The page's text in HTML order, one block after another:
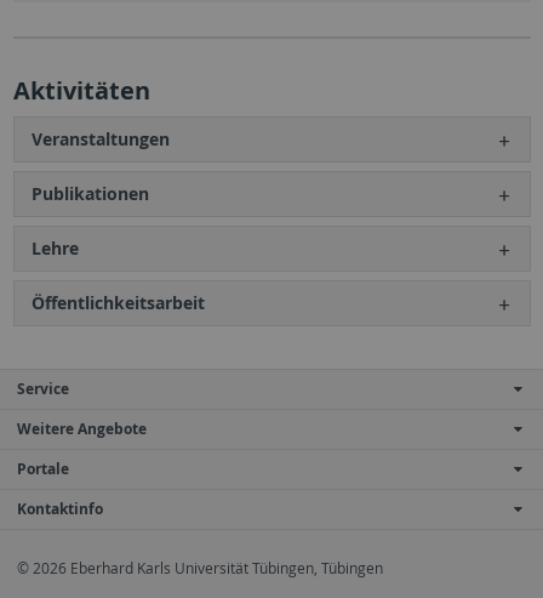
Aktivitäten
Veranstaltungen
Publikationen
Lehre
Öffentlichkeitsarbeit
Service
Weitere Angebote
Portale
Kontaktinfo
© 2026 Eberhard Karls Universität Tübingen, Tübingen